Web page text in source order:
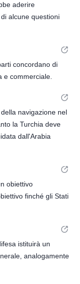
aderire
alcune questioni
concordano di
e commerciale.
navigazione nel
la Turchia deve
dall'Arabia
obiettivo
finché gli Stati
istituirà un
analogamente